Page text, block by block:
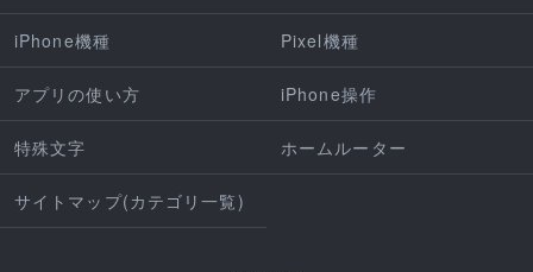
iPhone機種 Pixel機種
アプリの使い方 iPhone操作
特殊文字 ホームルーター
サイトマップ(カテゴリ一覧)